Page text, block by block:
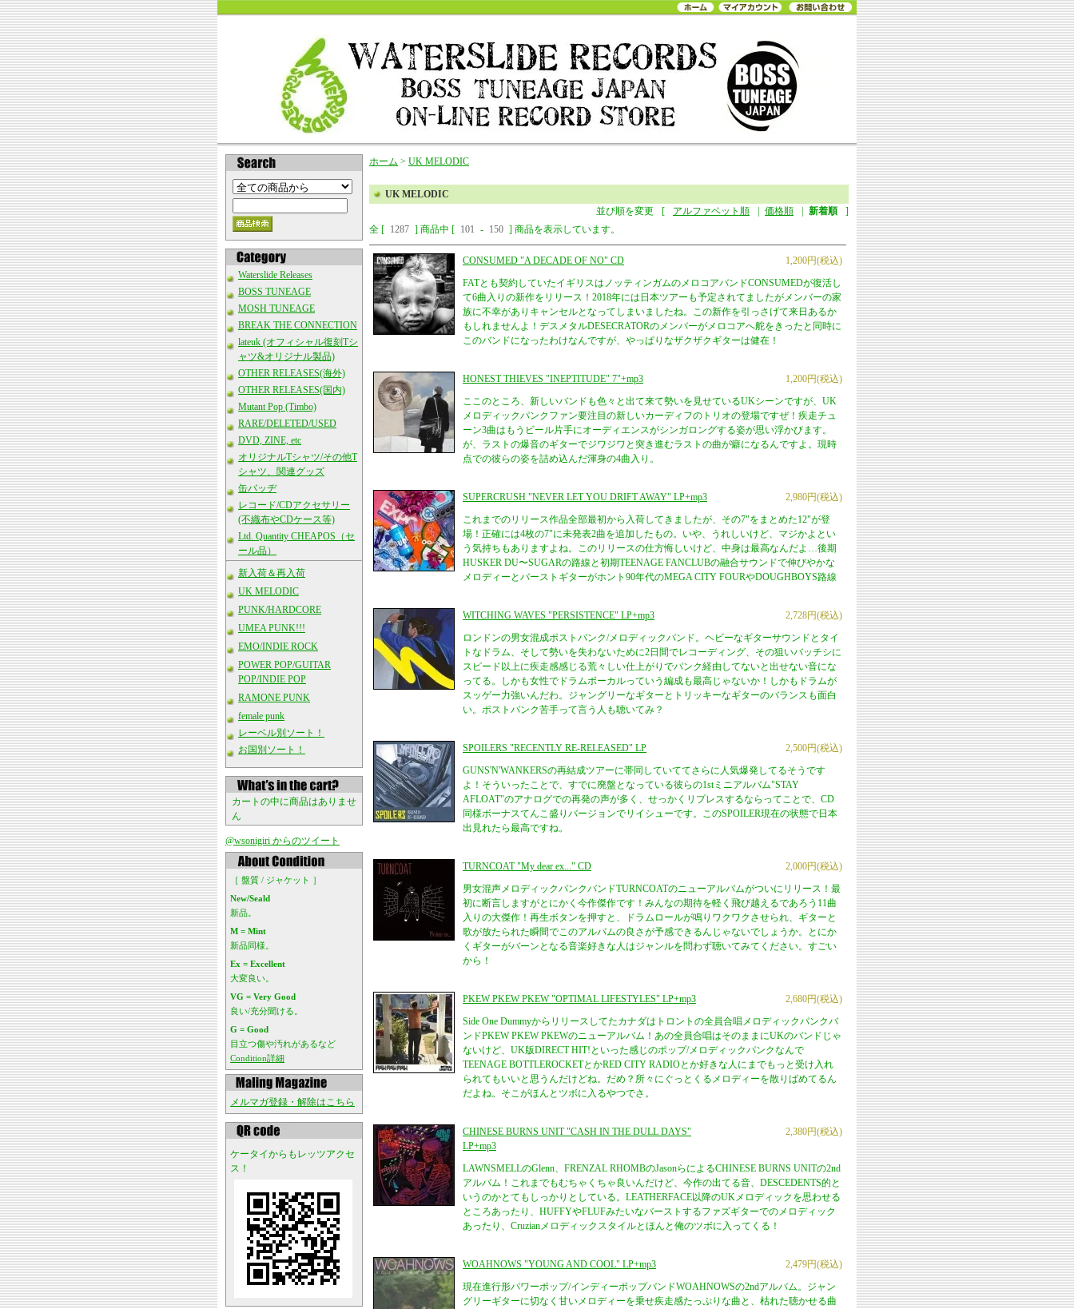
Waterslide Releases
BOSS TUNEAGE
MOSH TUNEAGE
BREAK THE CONNECTION
lateuk (オフィシャル復刻Tシ
ャツ&オリジナル製品)
OTHER RELEASES(海外)
OTHER RELEASES(国内)
Mutant Pop (Timbo)
RARE/DELETED/USED
DVD, ZINE, etc
オリジナルTシャツ/その他T
シャツ、関連グッズ
缶バッヂ
レコード/CDアクセサリー
(不織布やCDケース等)
Ltd. Quantity CHEAPOS（セ
ール品）
新入荷＆再入荷
UK MELODIC
PUNK/HARDCORE
UMEA PUNK!!!
EMO/INDIE ROCK
POWER POP/GUITAR
POP/INDIE POP
RAMONE PUNK
female punk
レーベル別ソート！
お国別ソート！
カートの中に商品はありませ
ん
@wsonigiri からのツイート
［ 盤質 / ジャケット ］
New/Seald
新品。
M = Mint
新品同様。
Ex = Excellent
大変良い。
VG = Very Good
良い/充分聞ける。
G = Good
目立つ傷や汚れがあるなど
Condition詳細
メルマガ登録・解除はこちら
ケータイからもレッツアクセ
ス！
ホーム > UK MELODIC
UK MELODIC
並び順を変更
[ アルファベット順 価格順 新着順
]
全 [ 1287 ] 商品中 [ 101 - 150 ] 商品を表示しています。
1,200円(税込)
CONSUMED "A DECADE OF NO" CD
FATとも契約していたイギリスはノッティンガムのメロコアバンドCONSUMEDが復活し
て6曲入りの新作をリリース！2018年には日本ツアーも予定されてましたがメンバーの家
族に不幸がありキャンセルとなってしまいましたね。この新作を引っさげて来日あるか
もしれませんよ！デスメタルDESECRATORのメンバーがメロコアへ舵をきったと同時に
このバンドになったわけなんですが、やっぱりなザクザクギターは健在！
1,200円(税込)
HONEST THIEVES "INEPTITUDE" 7"+mp3
ここのところ、新しいバンドも色々と出て来て勢いを見せているUKシーンですが、UK
メロディックパンクファン要注目の新しいカーディフのトリオの登場ですぜ！疾走チュ
ーン3曲はもうビール片手にオーディエンスがシンガロングする姿が思い浮かびます。
が、ラストの爆音のギターでジワジワと突き進むラストの曲が癖になるんですよ。現時
点での彼らの姿を詰め込んだ渾身の4曲入り。
2,980円(税込)
SUPERCRUSH "NEVER LET YOU DRIFT AWAY" LP+mp3
これまでのリリース作品全部最初から入荷してきましたが、その7"をまとめた12"が登
場！正確には4枚の7"に未発表2曲を追加したもの。いや、うれしいけど、マジかよとい
う気持ちもありますよね。このリリースの仕方悔しいけど、中身は最高なんだよ…後期
HUSKER DU〜SUGARの路線と初期TEENAGE FANCLUBの融合サウンドで伸びやかな
メロディーとバーストギターがホント90年代のMEGA CITY FOURやDOUGHBOYS路線
2,728円(税込)
WITCHING WAVES "PERSISTENCE" LP+mp3
ロンドンの男女混成ポストパンク/メロディックバンド。ヘビーなギターサウンドとタイ
トなドラム、そして勢いを失わないために2日間でレコーディング、その狙いバッチシに
スピード以上に疾走感感じる荒々しい仕上がりでパンク経由してないと出せない音にな
ってる。しかも女性でドラムボーカルっていう編成も最高じゃないか！しかもドラムが
スッゲー力強いんだわ。ジャングリーなギターとトリッキーなギターのバランスも面白
い。ポストパンク苦手って言う人も聴いてみ？
2,500円(税込)
SPOILERS "RECENTLY RE-RELEASED" LP
GUNS'N'WANKERSの再結成ツアーに帯同していててさらに人気爆発してるそうです
よ！そういったことで、すでに廃盤となっている彼らの1stミニアルバム"STAY
AFLOAT"のアナログでの再発の声が多く、せっかくリプレスするならってことで、CD
同様ボーナスてんこ盛りバージョンでリイシューです。このSPOILER現在の状態で日本
出見れたら最高ですね。
2,000円(税込)
TURNCOAT "My dear ex..." CD
男女混声メロディックパンクバンドTURNCOATのニューアルバムがついにリリース！最
初に断言しますがとにかく今作傑作です！みんなの期待を軽く飛び越えるであろう11曲
入りの大傑作！再生ボタンを押すと、ドラムロールが鳴りワクワクさせられ、ギターと
歌が放たられた瞬間でこのアルバムの良さが予感できるんじゃないでしょうか。とにか
くギターがバーンとなる音楽好きな人はジャンルを問わず聴いてみてください。すごい
から！
2,680円(税込)
PKEW PKEW PKEW "OPTIMAL LIFESTYLES" LP+mp3
Side One Dummyからリリースしてたカナダはトロントの全員合唱メロディックパンクバ
ンドPKEW PKEW PKEWのニューアルバム！あの全員合唱はそのままにUKのバンドじゃ
ないけど、UK版DIRECT HIT!といった感じのポップ/メロディックパンクなんで
TEENAGE BOTTLEROCKETとかRED CITY RADIOとか好きな人にまでもっと受け入れ
られてもいいと思うんだけどね。だめ？所々にぐっとくるメロディーを散りばめてるん
だよね。そこがほんとツボに入るやつでさ。
2,380円(税込)
CHINESE BURNS UNIT "CASH IN THE DULL DAYS"
LP+mp3
LAWNSMELLのGlenn、FRENZAL RHOMBのJasonらによるCHINESE BURNS UNITの2nd
アルバム！これまでもむちゃくちゃ良いんだけど、今作の出てる音、DESCEDENTS的と
いうのかとてもしっかりとしている。LEATHERFACE以降のUKメロディックを思わせる
ところあったり、HUFFYやFLUFみたいなバーストするファズギターでのメロディック
あったり、Cruzianメロディックスタイルとほんと俺のツボに入ってくる！
2,479円(税込)
WOAHNOWS "YOUNG AND COOL" LP+mp3
現在進行形パワーポップ/インディーポップバンドWOAHNOWSの2ndアルバム。ジャン
グリーギターに切なく甘いメロディーを乗せ疾走感たっぷりな曲と、枯れた聴かせる曲